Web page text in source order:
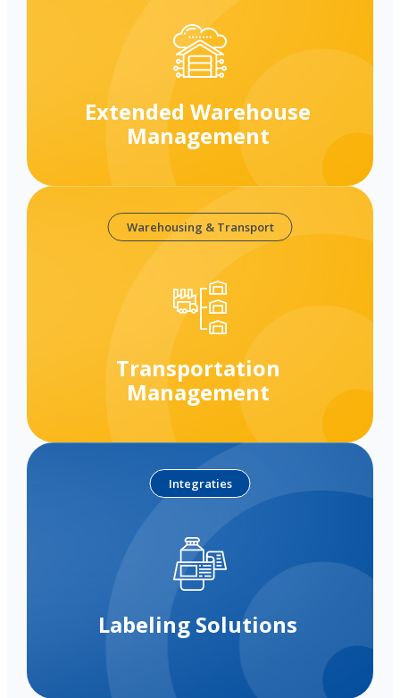
Extended Warehouse
Management
Warehousing & Transport
Transportation
Management
Integraties
Labeling Solutions